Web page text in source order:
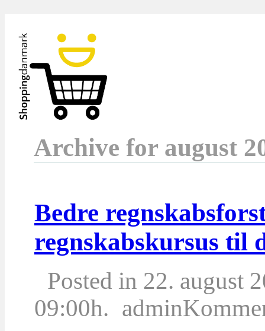
Archive for august
Bedre
regnskabskursus til
Posted in 22. august
09:00h. admin